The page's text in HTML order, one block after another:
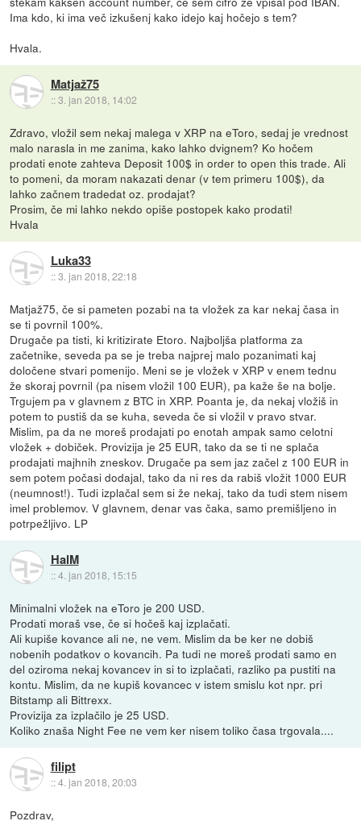
Ima kdo, ki ima več izkušenj kako idejo kaj hočejo s tem?
Hvala.
Matjaž75
::3. jan 2018, 14:02
Zdravo, vložil sem nekaj malega v XRP na eToro, sedaj je vrednost
malo narasla in me zanima, kako lahko dvignem? Ko hočem
prodati enote zahteva Deposit 100$ in order to open this trade. Ali
to pomeni, da moram nakazati denar (v tem primeru 100$), da
lahko začnem tradedat oz. prodajat?
Prosim, če mi lahko nekdo opiše postopek kako prodati!
Hvala
Luka33
::3. jan 2018, 22:18
Matjaž75, če si pameten pozabi na ta vložek za kar nekaj časa in
se ti povrnil 100%.
Drugače pa tisti, ki kritizirate Etoro. Najboljša platforma za
začetnike, seveda pa se je treba najprej malo pozanimati kaj
določene stvari pomenijo. Meni se je vložek v XRP v enem tednu
že skoraj povrnil (pa nisem vložil 100 EUR), pa kaže še na bolje.
Trgujem pa v glavnem z BTC in XRP. Poanta je, da nekaj vložiš in
potem to pustiš da se kuha, seveda če si vložil v pravo stvar.
Mislim, pa da ne moreš prodajati po enotah ampak samo celotni
vložek + dobiček. Provizija je 25 EUR, tako da se ti ne splača
prodajati majhnih zneskov. Drugače pa sem jaz začel z 100 EUR in
sem potem počasi dodajal, tako da ni res da rabiš vložit 1000 EUR
(neumnost!). Tudi izplačal sem si že nekaj, tako da tudi stem nisem
imel problemov. V glavnem, denar vas čaka, samo premišljeno in
potrpežljivo. LP
HalM
::4. jan 2018, 15:15
Minimalni vložek na eToro je 200 USD.
Prodati moraš vse, če si hočeš kaj izplačati.
Ali kupiše kovance ali ne, ne vem. Mislim da be ker ne dobiš
nobenih podatkov o kovancih. Pa tudi ne moreš prodati samo en
del oziroma nekaj kovancev in si to izplačati, razliko pa pustiti na
kontu. Mislim, da ne kupiš kovancec v istem smislu kot npr. pri
Bitstamp ali Bittrexx.
Provizija za izplačilo je 25 USD.
Koliko znaša Night Fee ne vem ker nisem toliko časa trgovala....
filipt
::4. jan 2018, 20:03
Pozdrav,